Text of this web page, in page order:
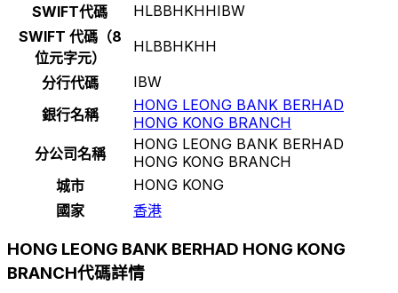
SWIFT代碼
HLBBHKHHIBW
SWIFT 代碼（8
位元字元）
HLBBHKHH
分行代碼
IBW
銀行名稱
HONG LEONG BANK BERHAD
HONG KONG BRANCH
分公司名稱
HONG LEONG BANK BERHAD
HONG KONG BRANCH
城市
HONG KONG
國家
香港
HONG LEONG BANK BERHAD HONG KONG
BRANCH代碼詳情